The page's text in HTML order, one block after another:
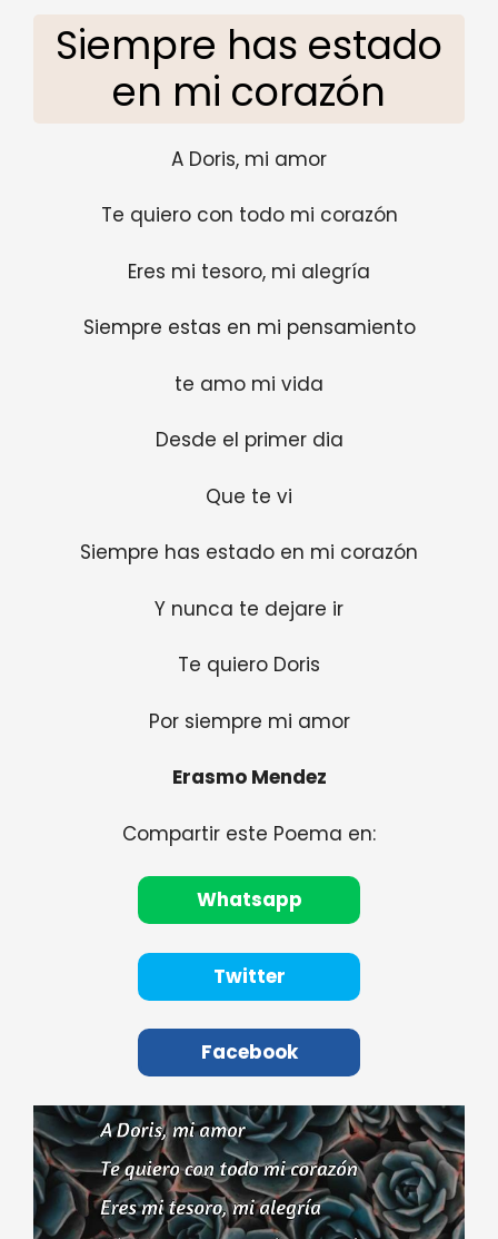
Siempre has estado
en mi corazón
A Doris, mi amor
Te quiero con todo mi corazón
Eres mi tesoro, mi alegría
Siempre estas en mi pensamiento
te amo mi vida
Desde el primer dia
Que te vi
Siempre has estado en mi corazón
Y nunca te dejare ir
Te quiero Doris
Por siempre mi amor
Erasmo Mendez
Compartir este Poema en:
Whatsapp
Twitter
Facebook